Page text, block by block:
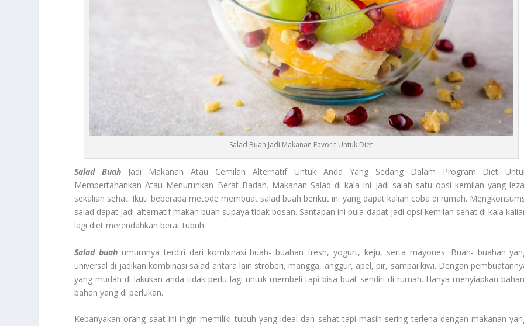
Salad Buah Jadi Makanan Favorit Untuk Diet
Salad Buah Jadi Makanan Atau Cemilan Alternatif Untuk Anda Yang Sedang Dalam Program Diet
Mempertahankan Atau Menurunkan Berat Badan. Makanan Salad di kala ini jadi salah satu opsi kemilan yang
sekalian sehat. Ikuti beberapa metode membuat salad buah berikut ini yang dapat kalian coba di rumah.
salad dapat jadi alternatif makan buah supaya tidak bosan. Santapan ini pula dapat jadi opsi kemilan sehat di kala
lagi diet merendahkan berat tubuh.
Salad buah umumnya terdiri dari kombinasi buah- buahan fresh, yogurt, keju, serta mayones. Buah- buahan
universal di jadikan kombinasi salad antara lain stroberi, mangga, anggur, apel, pir, sampai kiwi. Dengan
yang mudah di lakukan anda tidak perlu lagi untuk membeli tapi bisa buat sendiri di rumah. Hanya menyiapkan
bahan yang di perlukan.
Kebanyakan orang saat ini ingin memiliki tubuh yang ideal dan sehat tapi masih sering terlena dengan makanan